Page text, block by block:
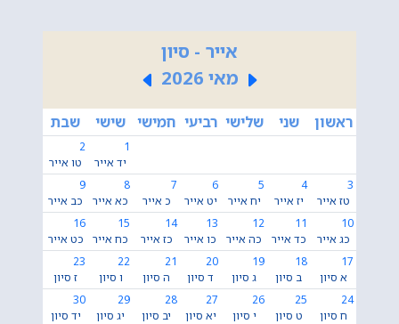
אייר - סיון
מאי 2026
ראשון שני שלישי רביעי חמישי שישי שבת
1
יד אייר
2
טו אייר
3
טז אייר
4
יז אייר
5
יח אייר
6
יט אייר
7
כ אייר
8
כא אייר
9
כב אייר
10
כג אייר
11
כד אייר
12
כה אייר
13
כו אייר
14
כז אייר
15
כח אייר
16
כט אייר
17
א סיון
18
ב סיון
19
ג סיון
20
ד סיון
21
ה סיון
22
ו סיון
23
ז סיון
24
ח סיון
25
ט סיון
26
י סיון
27
יא סיון
28
יב סיון
29
יג סיון
30
יד סיון